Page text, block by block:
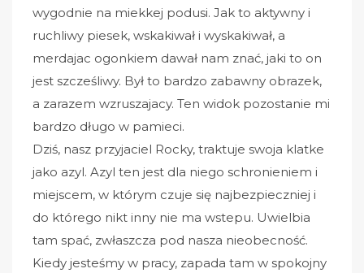
wygodnie na miekkej podusi. Jak to aktywny i
ruchliwy piesek, wskakiwał i wyskakiwał, a
merdajac ogonkiem dawał nam znać, jaki to on
jest szcześliwy. Był to bardzo zabawny obrazek,
a zarazem wzruszajacy. Ten widok pozostanie mi
bardzo długo w pamieci.
Dziś, nasz przyjaciel Rocky, traktuje swoja klatke
jako azyl. Azyl ten jest dla niego schronieniem i
miejscem, w którym czuje się najbezpieczniej i
do którego nikt inny nie ma wstepu. Uwielbia
tam spać, zwłaszcza pod nasza nieobecność.
Kiedy jesteśmy w pracy, zapada tam w spokojny